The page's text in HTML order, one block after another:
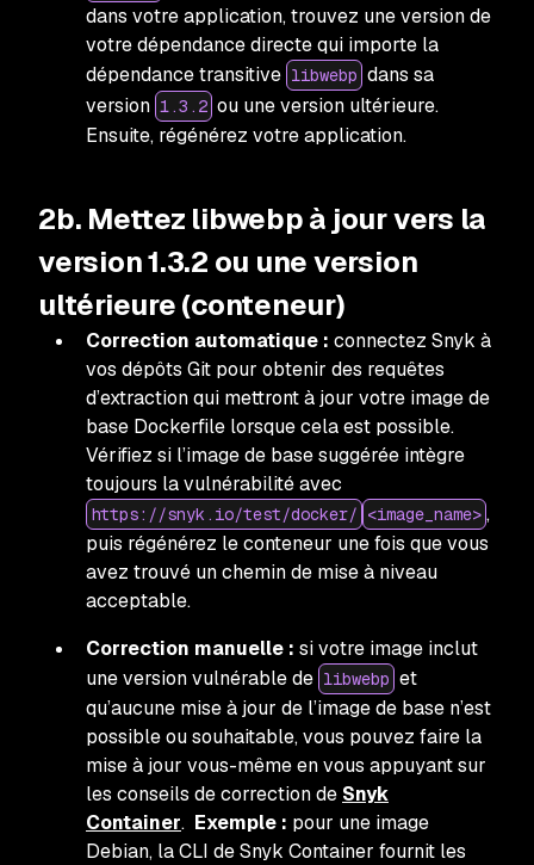
dans votre application, trouvez une version de
votre dépendance directe qui importe la
dépendance transitive libwebp dans sa
version 1.3.2 ou une version ultérieure.
Ensuite, régénérez votre application.
2b. Mettez libwebp à jour vers la
version 1.3.2 ou une version
ultérieure (conteneur)
Correction automatique : connectez Snyk à
vos dépôts Git pour obtenir des requêtes
d’extraction qui mettront à jour votre image de
base Dockerfile lorsque cela est possible.
Vérifiez si l’image de base suggérée intègre
toujours la vulnérabilité avec
https://snyk.io/test/docker/ <image_name> ,
puis régénérez le conteneur une fois que vous
avez trouvé un chemin de mise à niveau
acceptable.
Correction manuelle : si votre image inclut
une version vulnérable de libwebp et
qu’aucune mise à jour de l’image de base n’est
possible ou souhaitable, vous pouvez faire la
mise à jour vous-même en vous appuyant sur
les conseils de correction de Snyk
Container. Exemple : pour une image
Debian, la CLI de Snyk Container fournit les